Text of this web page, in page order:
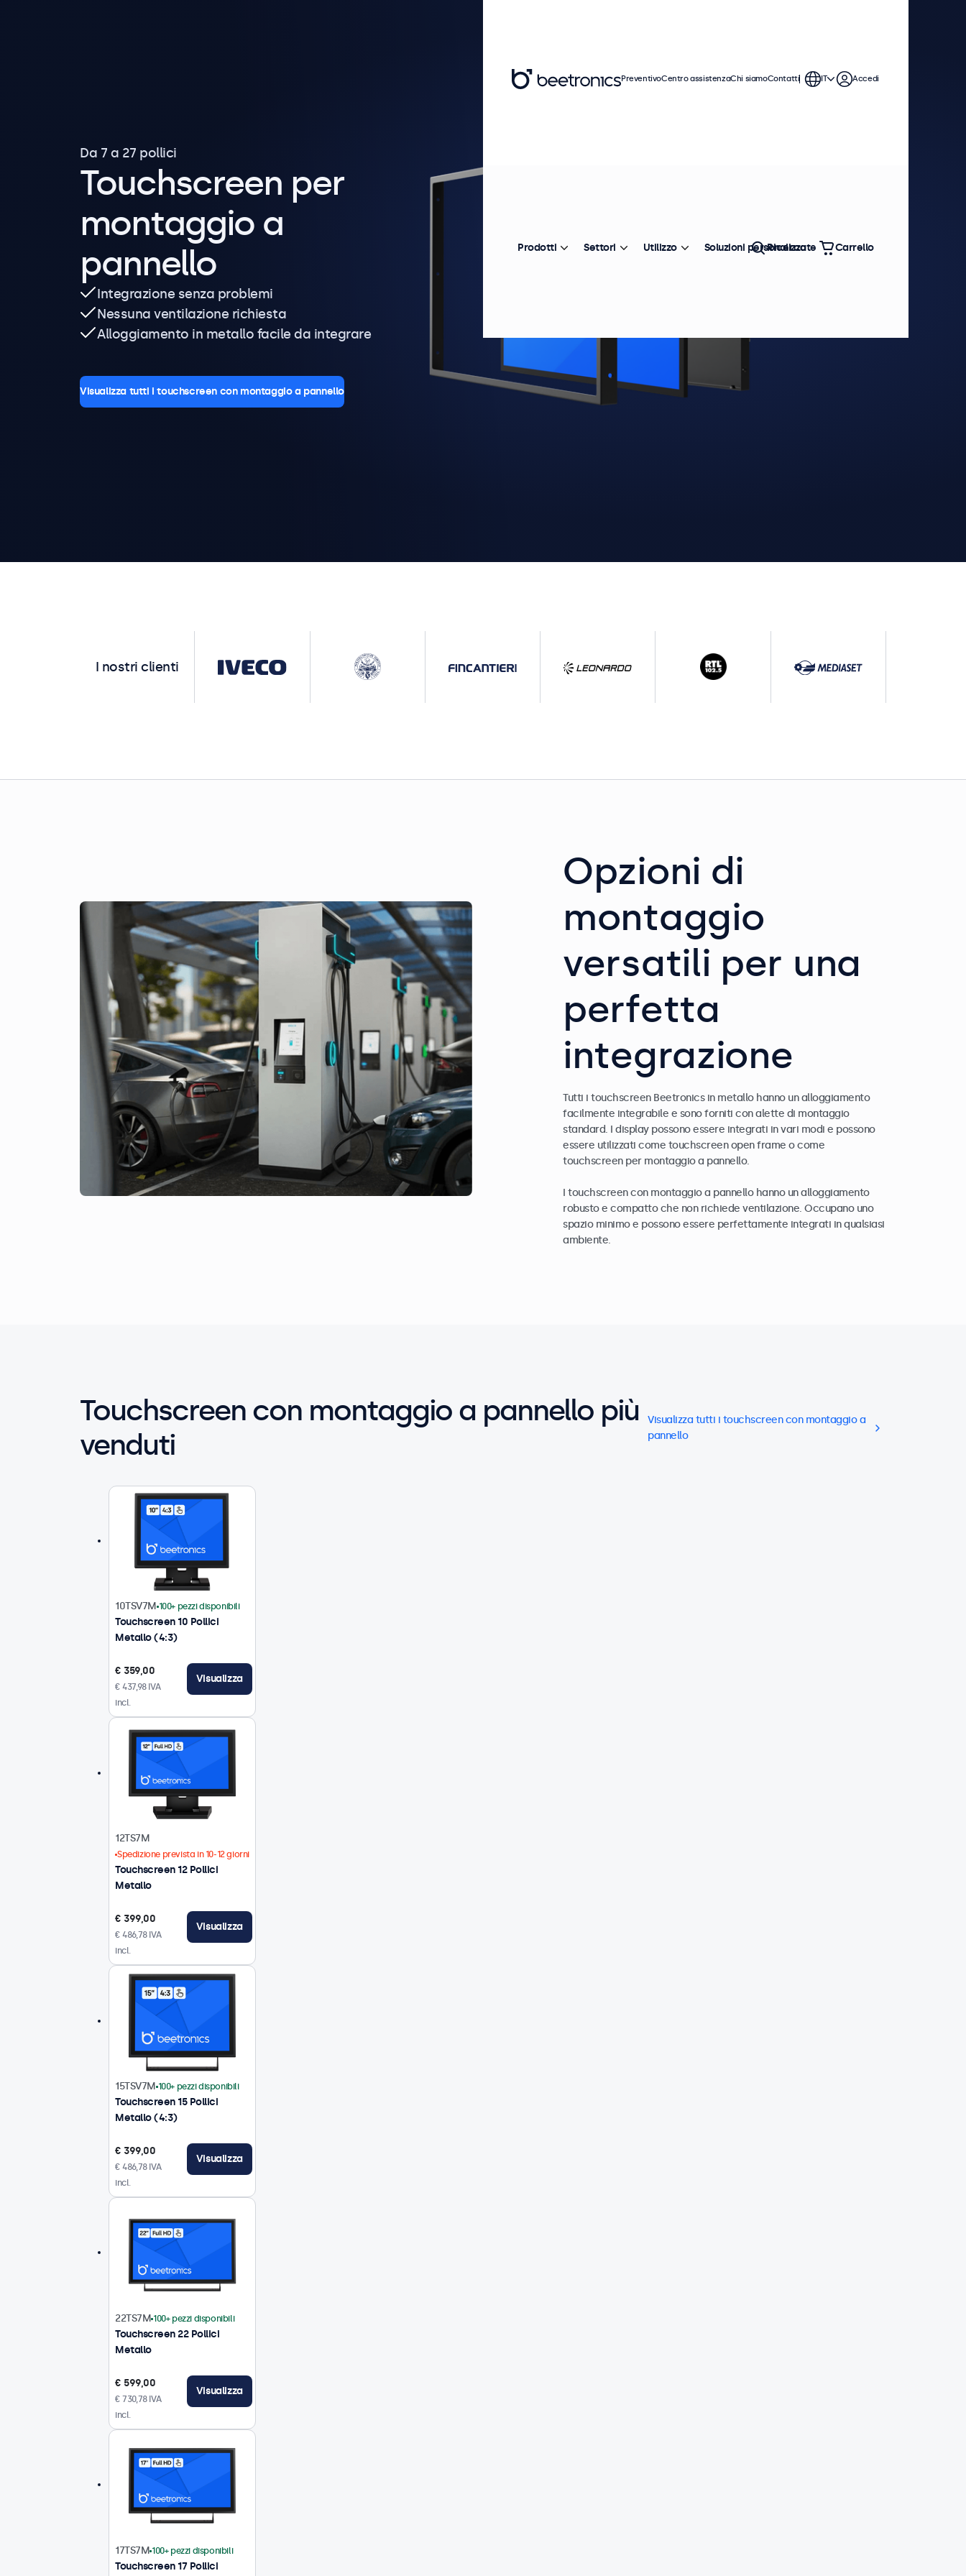
Touchscreen per
montaggio a
pannello
Da 7 a 27 pollici
Integrazione senza problemi
Nessuna ventilazione richiesta
Alloggiamento in metallo facile da integrare
Visualizza tutti i touchscreen con montaggio a pannello
I nostri clienti
Opzioni di
montaggio
versatili per una
perfetta
integrazione
Tutti i touchscreen Beetronics in metallo hanno un alloggiamento
facilmente integrabile e sono forniti con alette di montaggio
standard. I display possono essere integrati in vari modi e possono
essere utilizzati come touchscreen open frame o come
touchscreen per montaggio a pannello.
I touchscreen con montaggio a pannello hanno un alloggiamento
robusto e compatto che non richiede ventilazione. Occupano uno
spazio minimo e possono essere perfettamente integrati in qualsiasi
ambiente.
Touchscreen con montaggio a pannello più
venduti
Visualizza tutti i touchscreen con montaggio a
pannello
Touchscreen 10 Pollici
Metallo (4:3)
10TSV7M 100+ pezzi disponibili
€ 359,00
€ 437,98 IVA
incl.
Visualizza
Touchscreen 12 Pollici
Metallo
12TS7M
Spedizione prevista in 10-12 giorni
€ 399,00
€ 486,78 IVA
incl.
Visualizza
Touchscreen 15 Pollici
Metallo (4:3)
15TSV7M 100+ pezzi disponibili
€ 399,00
€ 486,78 IVA
incl.
Visualizza
Touchscreen 22 Pollici
Metallo
22TS7M 100+ pezzi disponibili
€ 599,00
€ 730,78 IVA
incl.
Visualizza
Touchscreen 17 Pollici
17TS7M 100+ pezzi disponibili
PreventivoCentro assistenzaChi siamoContatti IT Accedi
Prodotti Settori Utilizzo Soluzioni personalizzate
Ricerca Carrello